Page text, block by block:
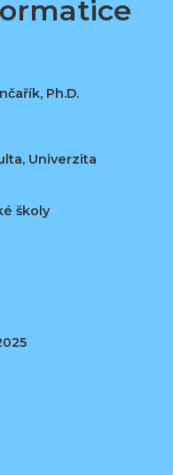
Ph.D.
Univerzita
školy